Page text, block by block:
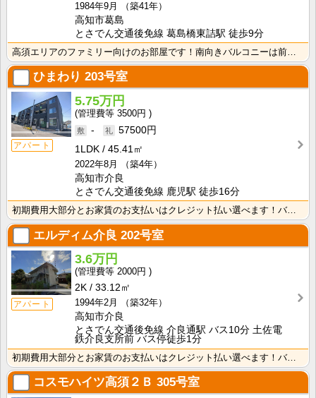
1984年9月
（築41年）
高知市葛島
とさでん交通後免線 葛島橋東詰駅 徒歩9分
ひまわり 203号室
アパート
5.75万円
3500円
-
57500円
1LDK
45.41㎡
2022年8月
（築4年）
高知市介良
とさでん交通後免線 鹿児駅 徒歩16分
初期費用大部分とお家賃のお支払いはクレジット払い選べます！バス・トイレ別なので、ゆったり湯船に浸かれ･･･
エルディム介良 202号室
アパート
3.6万円
2000円
2K
33.12㎡
1994年2月
（築32年）
高知市介良
とさでん交通後免線 介良通駅 バス10分 土佐電
鉄介良支所前 バス停徒歩1分
初期費用大部分とお家賃のお支払いはクレジット払い選べます！バス・トイレ別なので、ゆったり湯船に浸かれ･･･
コスモハイツ高須２Ｂ 305号室